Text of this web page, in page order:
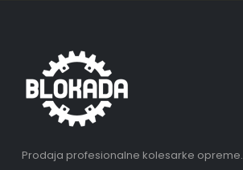
Prodaja profesionalne kolesarke opreme.